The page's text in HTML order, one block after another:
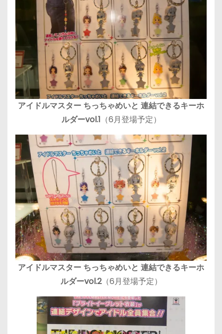
アイドルマスター ちっちゃめいと 連結できるキーホ
ルダーvol.1 （6月登場予定）
アイドルマスター ちっちゃめいと 連結できるキーホ
ルダーvol.2（6月登場予定）